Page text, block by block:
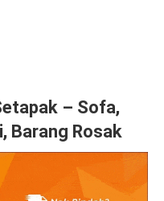
– Sofa,
Barang Rosak